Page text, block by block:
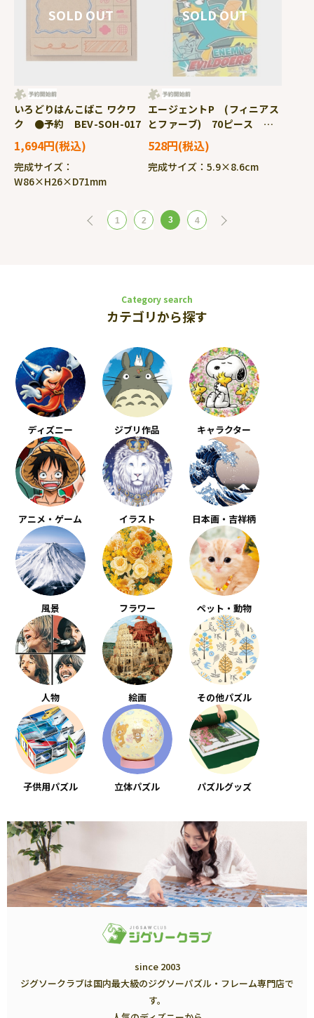
いろどりはんこばこ ワクワ
ク ●予約 BEV-SOH-017
1,694円
完成サイズ：
W86×H26×D71mm
エージェントP (フィニアス
とファーブ) 70ピース ジ
グソーパズル ●予約
YAM-70-93
528円
完成サイズ：5.9×8.6cm
1 2 3 4
Category search
カテゴリから探す
ディズニー ジブリ作品 キャラクター
アニメ・ゲーム イラスト 日本画・吉祥柄
風景 フラワー ペット・動物
人物 絵画 その他パズル
子供用パズル 立体パズル パズルグッズ
since 2003
ジグソークラブは国内最大級のジグソーパズル・フレーム専門店で
す。